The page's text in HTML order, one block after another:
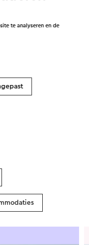
contributors
te analyseren en de